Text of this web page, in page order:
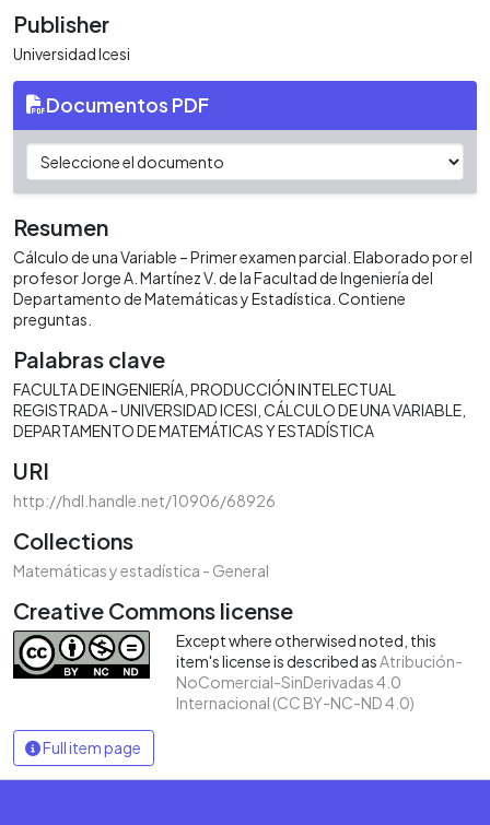
Publisher
Universidad Icesi
Documentos PDF
Resumen
Cálculo de una Variable – Primer examen parcial. Elaborado por el
profesor Jorge A. Martínez V. de la Facultad de Ingeniería del
Departamento de Matemáticas y Estadística. Contiene
preguntas.
Palabras clave
FACULTA DE INGENIERÍA PRODUCCIÓN INTELECTUAL
REGISTRADA - UNIVERSIDAD ICESI CÁLCULO DE UNA VARIABLE
DEPARTAMENTO DE MATEMÁTICAS Y ESTADÍSTICA
URI
http://hdl.handle.net/10906/68926
Collections
Matemáticas y estadística - General
Creative Commons license
Except where otherwised noted, this
item's license is described asAtribución-
NoComercial-SinDerivadas 4.0
Internacional (CC BY-NC-ND 4.0)
Full item page